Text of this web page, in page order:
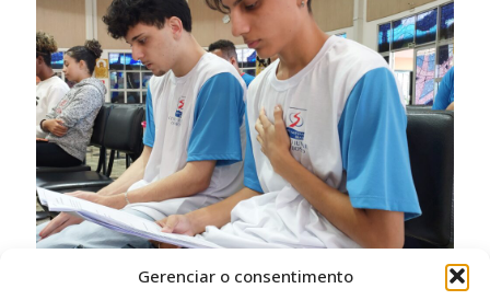
Gerenciar o consentimento